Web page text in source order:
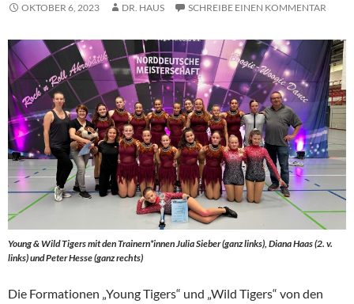
OKTOBER 6, 2023 DR. HAUS SCHREIBE EINEN KOMMENTAR
Young & Wild Tigers mit den Trainern*innen Julia Sieber (ganz links), Diana Haas (2. v.
links) und Peter Hesse(ganz rechts)
Die Formationen „Young Tigers“ und „Wild Tigers“ von den